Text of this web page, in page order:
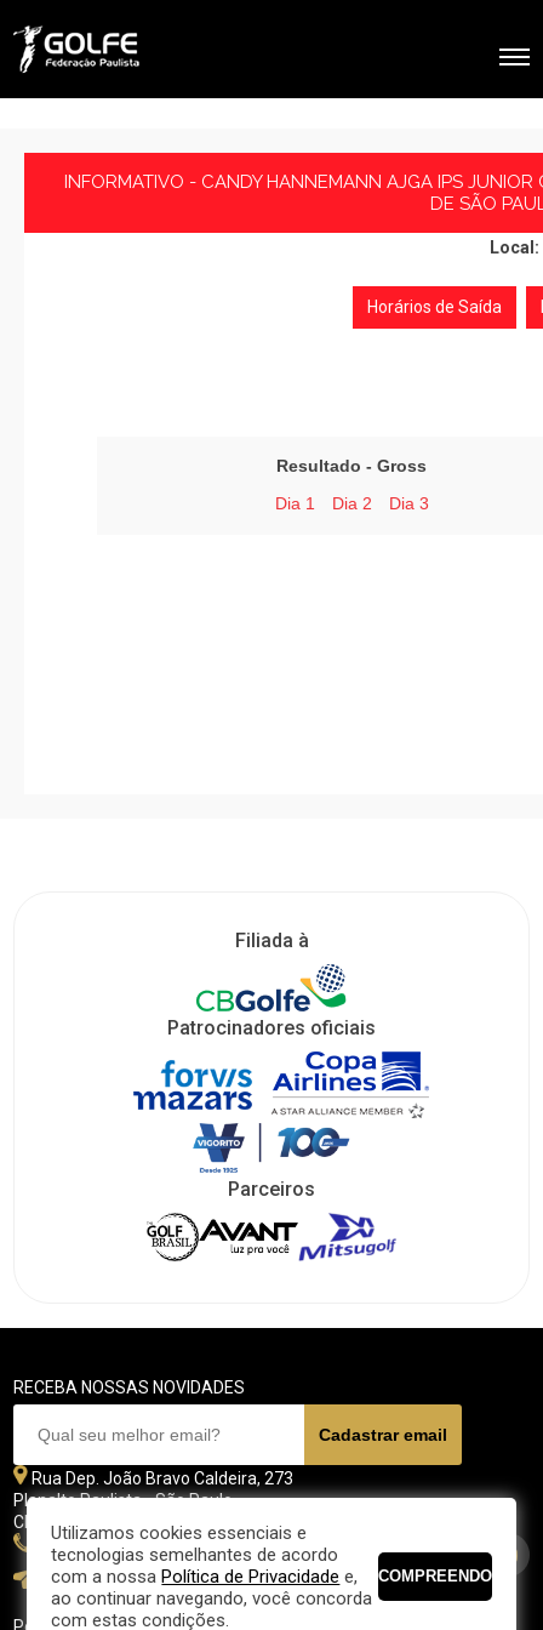
INFORMATIVO - CANDY HANNEMANN AJGA IPS
DE SÃO
Local:
Horários de Saída
Filiada à
Patrocinadores oficiais
Parceiros
RECEBA NOSSAS NOVIDADES
Rua Dep. João Bravo Caldeira, 273
Planalto Paulista - São Paulo
CEP 04071 - 045
11 5070-4700
fpgolfe@fpgolfe.com.br
Utilizamos cookies essenciais e
tecnologias semelhantes de acordo
com a nossaPolítica de Privacidade e,
ao continuar navegando, você concorda
com estas condições.